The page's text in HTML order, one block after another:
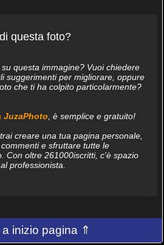
questa foto?
questa immagine? Vuoi chiedere
suggerimenti per migliorare, oppure
che ti ha colpito particolarmente?
JuzaPhoto, è semplice e gratuito!
creare una tua pagina personale,
e sfruttare tutte le
Con oltre 261000iscritti, c'è spazio
professionista.
a inizio pagina ⇑